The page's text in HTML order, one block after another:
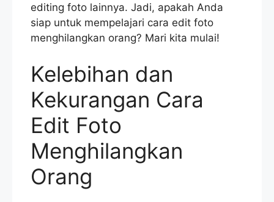
editing foto lainnya. Jadi, apakah Anda
siap untuk mempelajari cara edit foto
menghilangkan orang? Mari kita mulai!
Kelebihan dan
Kekurangan Cara
Edit Foto
Menghilangkan
Orang